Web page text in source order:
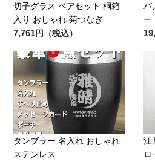
切子グラス ペアセット 桐箱
入り おしゃれ 菊つなぎ
7,761円（税込）
バ
ー
タンブラー 名入れ おしゃれ
ステンレス
江
ロ